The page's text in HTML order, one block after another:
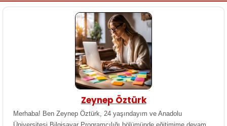
Zeynep Öztürk
Merhaba! Ben Zeynep Öztürk, 24 yaşındayım ve Anadolu